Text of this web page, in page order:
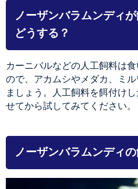
ノーザンバラムンディ
どうする？
カーニバルなどの人工飼料は
ので、アカムシやメダカ、ミ
ましょう。人工飼料を餌付け
せてから試してみてください。
ノーザンバラムンディ